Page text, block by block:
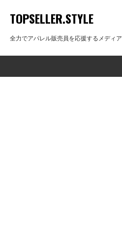
TOPSELLER.STYLE
全力でアパレル販売員を応援するメディア